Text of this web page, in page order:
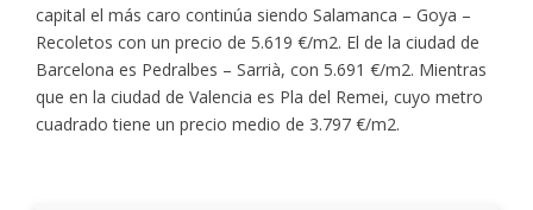
capital el más caro continúa siendo Salamanca – Goya –
Recoletos con un precio de 5.619 €/m2. El de la ciudad de
Barcelona es Pedralbes – Sarrià, con 5.691 €/m2. Mientras
que en la ciudad de Valencia es Pla del Remei, cuyo metro
cuadrado tiene un precio medio de 3.797 €/m2.